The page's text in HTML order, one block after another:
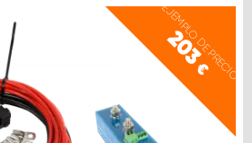
EJEMPLO DE PRECIO
203
€